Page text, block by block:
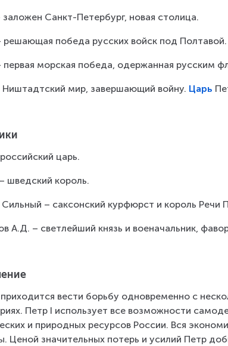
заложен Санкт-Петербург, новая столица.
решающая победа русских войск под Полтавой.
первая морская победа, одержанная русским
Ништадтский мир, завершающий войну. Царь
царь.
шведский король.
Сильный – саксонский курфюрст и король Речи
А.Д. – светлейший князь и военачальник,
вести борьбу одновременно с
Петр I использует все возможности
и природных ресурсов России. Вся
Ценой значительных потерь и усилий Петр